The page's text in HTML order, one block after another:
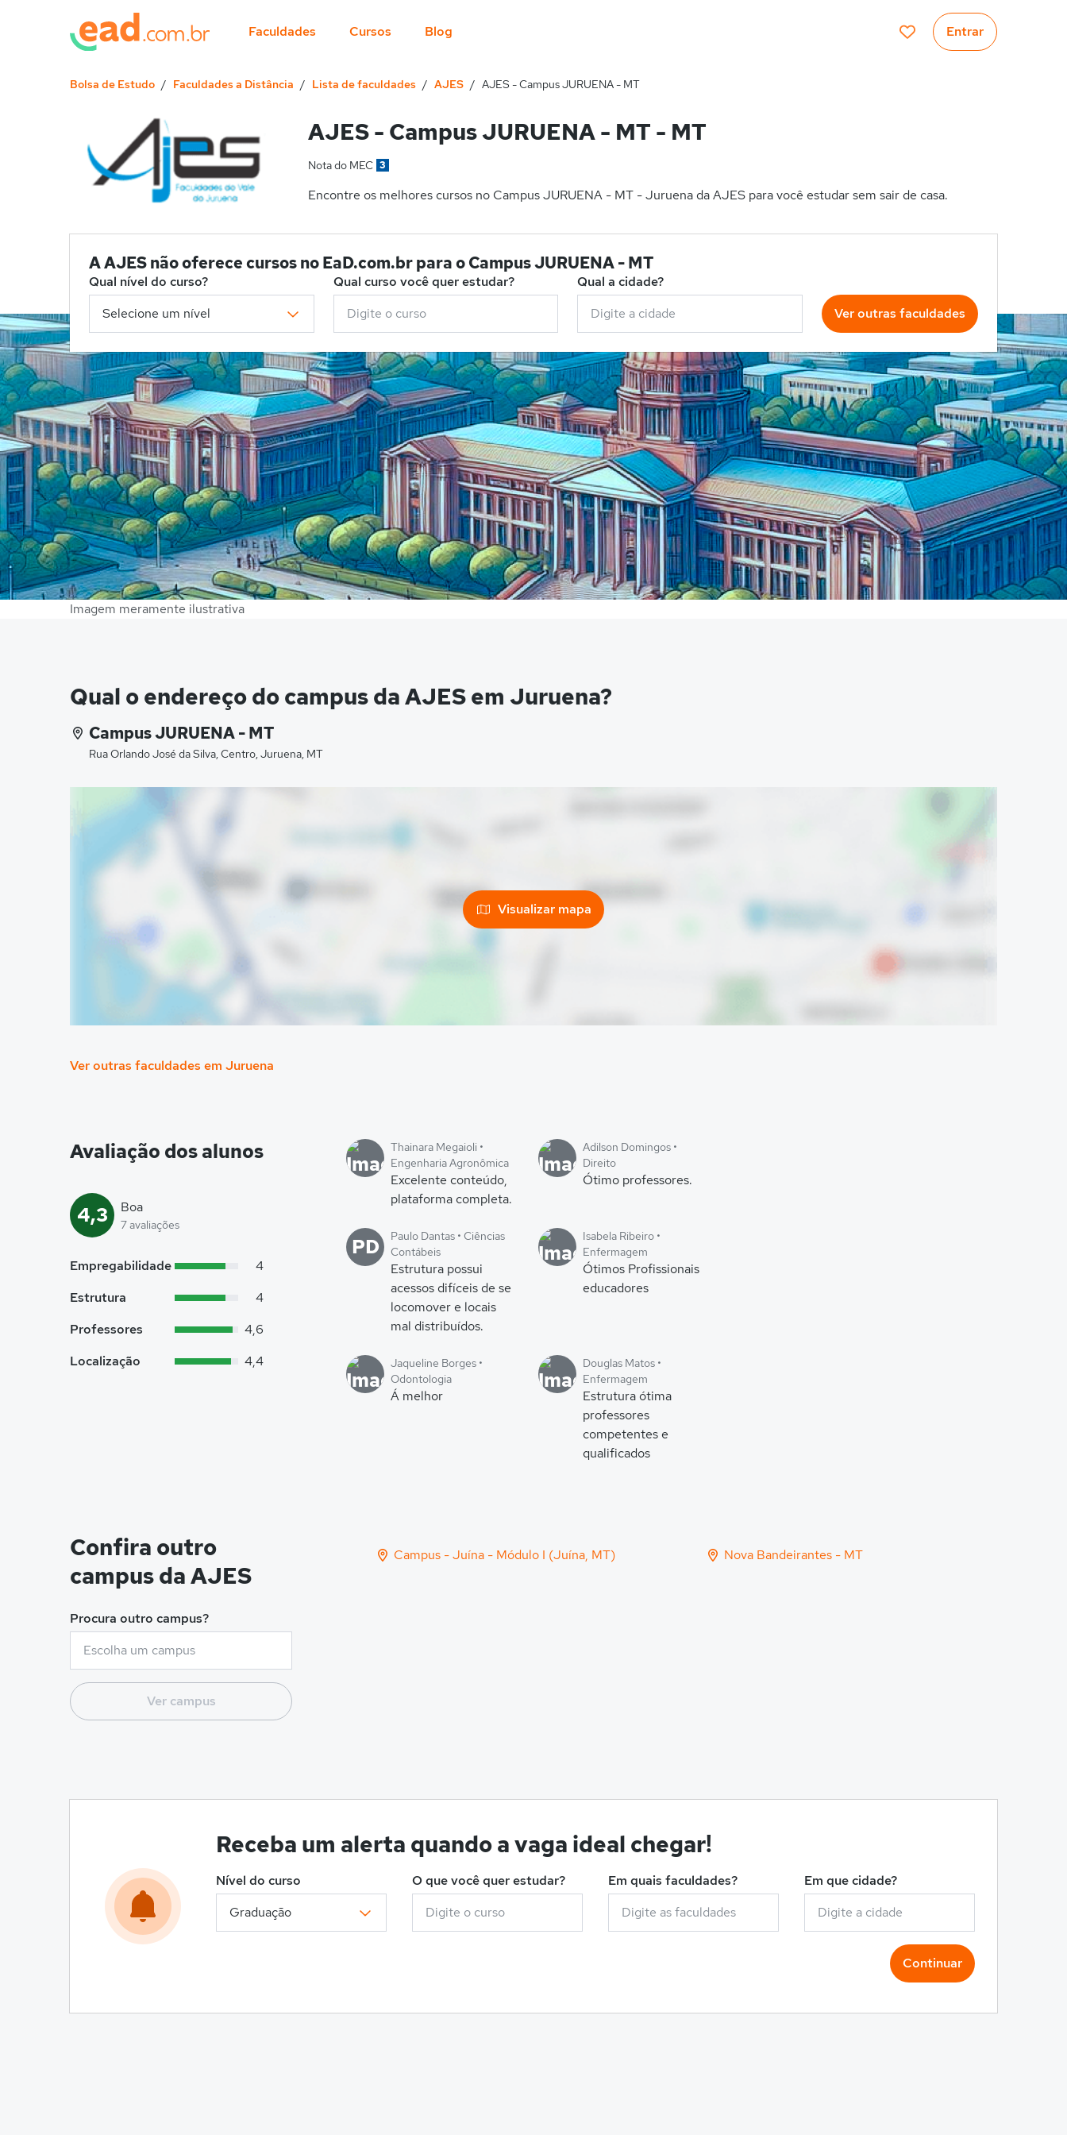
Faculdades Cursos Blog Entrar
Bolsa de Estudo Faculdades a Distância Lista de faculdades AJES AJES - Campus JURUENA - MT
AJES - Campus JURUENA - MT - MT
Nota do MEC 3
Encontre os melhores cursos no Campus JURUENA - MT - Juruena da AJES para você estudar sem sair de casa.
A AJES não oferece cursos no EaD.com.br para o Campus JURUENA - MT
Qual nível do curso? Qual curso você quer estudar?
Qual a cidade?
Ver outras faculdades
Imagem meramente ilustrativa
Qual o endereço do campus da AJES em Juruena?
Campus JURUENA - MT
Rua Orlando José da Silva, Centro, Juruena, MT
Visualizar mapa
Ver outras faculdades em Juruena
Avaliação dos alunos
4,3 Boa
7 avaliações
Empregabilidade
4
Estrutura
4
Professores
4,6
Localização
4,4
Thainara Megaioli •
Engenharia Agronômica
Excelente conteúdo,
plataforma completa.
Adilson Domingos •
Direito
Ótimo professores.
PD
Paulo Dantas • Ciências
Contábeis
Estrutura possui
acessos difíceis de se
locomover e locais
mal distribuídos.
Isabela Ribeiro •
Enfermagem
Ótimos Profissionais
educadores
Jaqueline Borges •
Odontologia
Á melhor
Douglas Matos •
Enfermagem
Estrutura ótima
professores
competentes e
qualificados
Confira outro
campus da AJES
Procura outro campus?
Ver campus
Campus - Juína - Módulo I (Juína, MT) Nova Bandeirantes - MT
Receba um alerta quando a vaga ideal chegar!
Nível do curso O que você quer estudar? Em quais faculdades? Em que cidade?
Continuar